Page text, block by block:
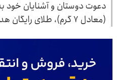
(معادل ۷ گرم)، طلای رایگان هدیه بگیرند.